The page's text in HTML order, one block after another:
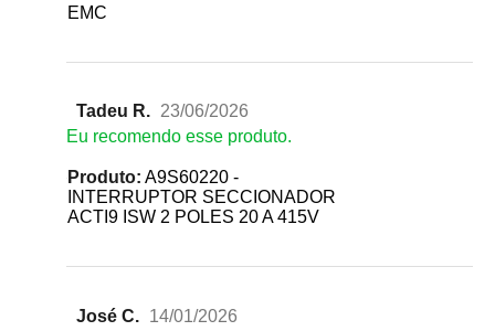
EMC
Tadeu R. 23/06/2026
Eu recomendo esse produto.
Produto: A9S60220 -
INTERRUPTOR SECCIONADOR
ACTI9 ISW 2 POLES 20 A 415V
José C. 14/01/2026